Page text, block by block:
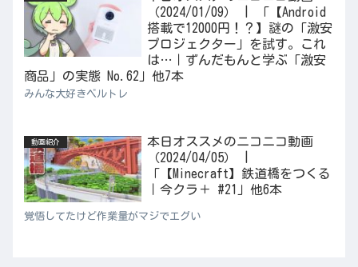
（2024/01/09） | 「【Android
搭載で12000円！？】謎の「激安
プロジェクター」を試す。これ
は…｜ずんだもんと学ぶ「激安
商品」の実態 No.62」他7本
みんな大好きベルトレ
動画紹介
本日オススメのニコニコ動画
（2024/04/05） |
「【Minecraft】鉄道橋をつくる
｜今クラ＋ #21」他6本
覚悟してたけど作業量がマジでエグい